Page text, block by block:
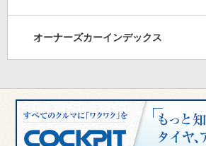
オーナーズカーインデックス